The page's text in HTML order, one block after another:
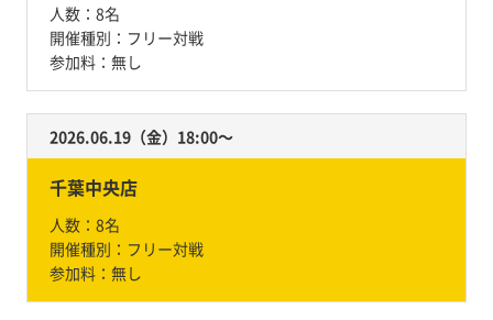
人数： 8名
開催種別： フリー対戦
参加料： 無し
2026.06.19（金）18:00〜
千葉中央店
人数： 8名
開催種別： フリー対戦
参加料： 無し